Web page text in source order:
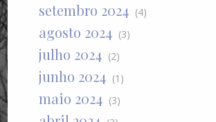
setembro 2024 (4)
agosto 2024 (3)
julho 2024 (2)
junho 2024 (1)
maio 2024 (3)